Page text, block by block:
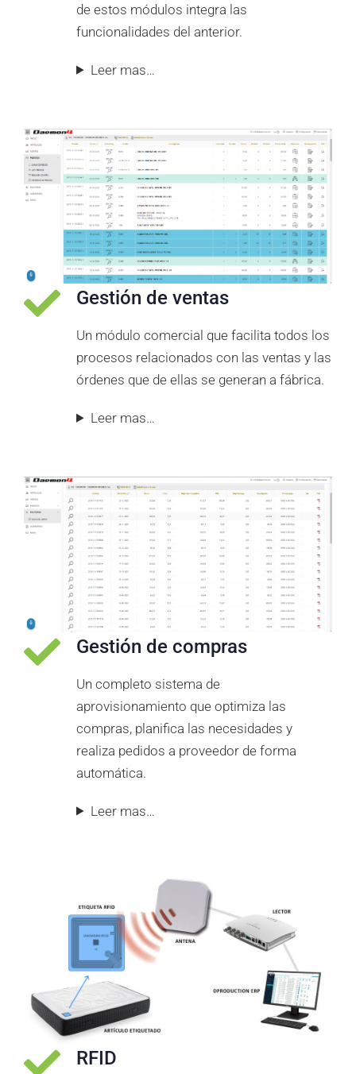
de estos módulos integra las
funcionalidades del anterior.
Leer mas…
Gestión de ventas
Un módulo comercial que facilita todos los
procesos relacionados con las ventas y las
órdenes que de ellas se generan a fábrica.
Leer mas…
Gestión de compras
Un completo sistema de
aprovisionamiento que optimiza las
compras, planifica las necesidades y
realiza pedidos a proveedor de forma
automática.
Leer mas…
RFID